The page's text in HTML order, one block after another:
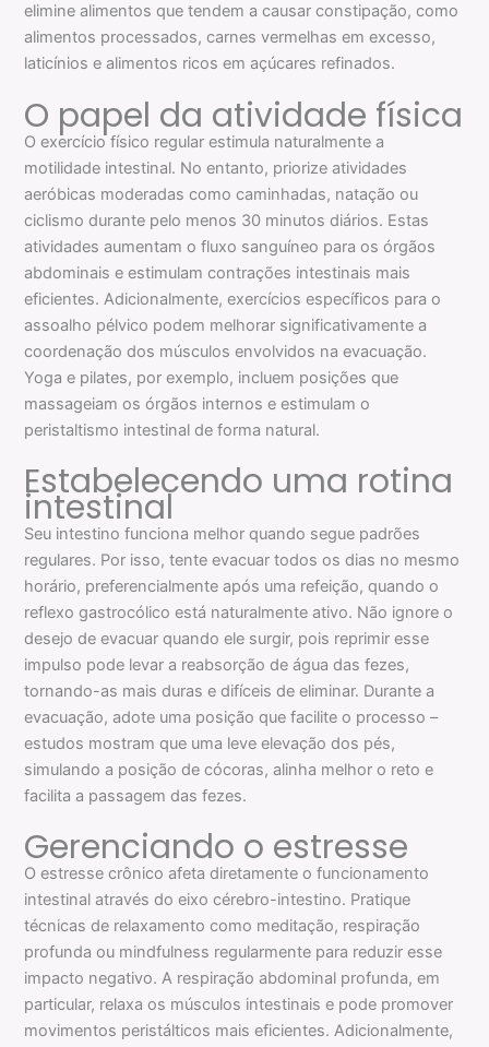
elimine alimentos que tendem a causar constipação, como
alimentos processados, carnes vermelhas em excesso,
laticínios e alimentos ricos em açúcares refinados.
O papel da atividade física
O exercício físico regular estimula naturalmente a
motilidade intestinal. No entanto, priorize atividades
aeróbicas moderadas como caminhadas, natação ou
ciclismo durante pelo menos 30 minutos diários. Estas
atividades aumentam o fluxo sanguíneo para os órgãos
abdominais e estimulam contrações intestinais mais
eficientes. Adicionalmente, exercícios específicos para o
assoalho pélvico podem melhorar significativamente a
coordenação dos músculos envolvidos na evacuação.
Yoga e pilates, por exemplo, incluem posições que
massageiam os órgãos internos e estimulam o
peristaltismo intestinal de forma natural.
Estabelecendo uma rotina
intestinal
Seu intestino funciona melhor quando segue padrões
regulares. Por isso, tente evacuar todos os dias no mesmo
horário, preferencialmente após uma refeição, quando o
reflexo gastrocólico está naturalmente ativo. Não ignore o
desejo de evacuar quando ele surgir, pois reprimir esse
impulso pode levar a reabsorção de água das fezes,
tornando-as mais duras e difíceis de eliminar. Durante a
evacuação, adote uma posição que facilite o processo –
estudos mostram que uma leve elevação dos pés,
simulando a posição de cócoras, alinha melhor o reto e
facilita a passagem das fezes.
Gerenciando o estresse
O estresse crônico afeta diretamente o funcionamento
intestinal através do eixo cérebro-intestino. Pratique
técnicas de relaxamento como meditação, respiração
profunda ou mindfulness regularmente para reduzir esse
impacto negativo. A respiração abdominal profunda, em
particular, relaxa os músculos intestinais e pode promover
movimentos peristálticos mais eficientes. Adicionalmente,